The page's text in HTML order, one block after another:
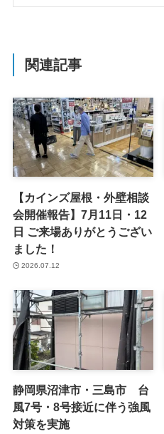
関連記事
【カインズ屋根・外壁相談
会開催報告】7月11日・12
日 ご来場ありがとうござい
ました！
2026.07.12
静岡県沼津市・三島市 台
風7号・8号接近に伴う強風
対策を実施